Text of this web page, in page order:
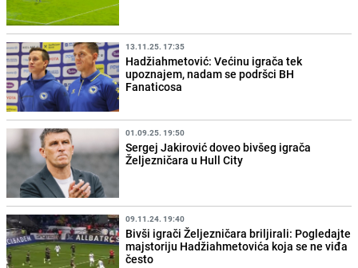
13.11.25. 17:35
Hadžiahmetović: Većinu igrača tek
upoznajem, nadam se podršci BH
Fanaticosa
01.09.25. 19:50
Sergej Jakirović doveo bivšeg igrača
Željezničara u Hull City
09.11.24. 19:40
Bivši igrači Željezničara briljirali: Pogledajte
majstoriju Hadžiahmetovića koja se ne viđa
često